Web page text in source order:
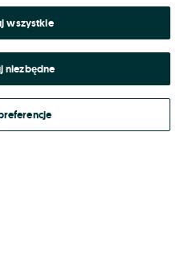
się
z dostawców wskazanych powyżej,
w jego aktualnym brzmieniu.
wszystkie
niezbędne